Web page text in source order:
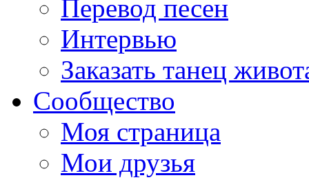
Перевод песен
Интервью
Заказать танец
Сообщество
Моя страница
Мои друзья